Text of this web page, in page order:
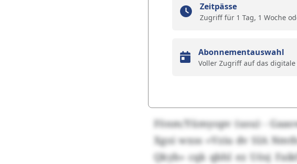
Zeitpässe
Zugriff für 1 Tag, 1 Woche
Abonnementauswahl
Voller Zugriff auf das
Fönm/Yümyopv (usu) -
Xgoi wxss «Vziu dv SIA
Qkyb» cqk qbhl ez Uösj